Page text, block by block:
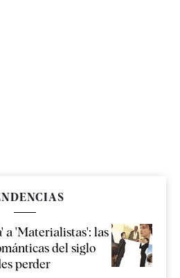
a 'Materialistas': las
del siglo
perder